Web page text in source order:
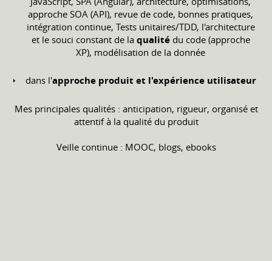
approche SOA (API), revue de code, bonnes pratiques,
intégration continue, Tests unitaires/TDD, l'architecture
et le souci constant de la qualitédu code (approche
XP), modélisation de la donnée
dans l'approche produit et l'expérience utilisateur
Mes principales qualités : anticipation, rigueur, organisé et
attentif à la qualité du produit
Veille continue : MOOC, blogs, ebooks